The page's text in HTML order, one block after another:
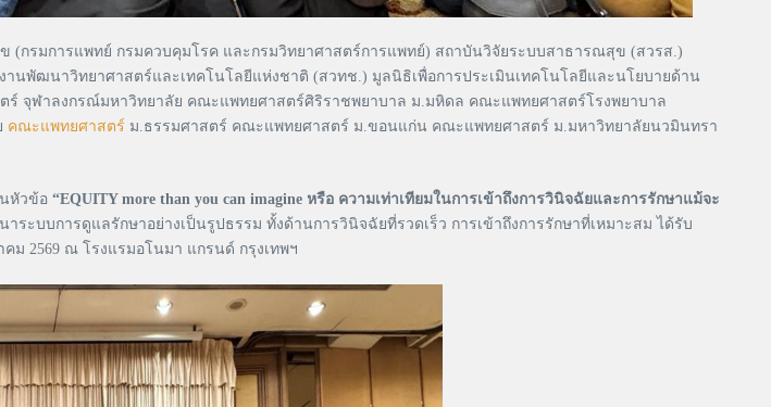
มการแพทย์ กรมควบคุมโรค และกรมวิทยาศาสตร์การแพทย์) สถาบันวิจัยระบบสาธารณสุข (สวรส.)
พัฒนาวิทยาศาสตร์และเทคโนโลยีแห่งชาติ (สวทช.) มูลนิธิเพื่อการประเมินเทคโนโลยีและนโยบายด้าน
จุฬาลงกรณ์มหาวิทยาลัย คณะแพทยศาสตร์ศิริราชพยาบาล ม.มหิดล คณะแพทยศาสตร์โรงพยาบาล
คณะแพทยศาสตร์ ม.ธรรมศาสตร์ คณะแพทยศาสตร์ ม.ขอนแก่น คณะแพทยศาสตร์ ม.มหาวิทยาลัยนวมินทรา
หัวข้อ “EQUITY more than you can imagine หรือ ความเท่าเทียมในการเข้าถึงการวินิจฉัยและการรักษาแม้จะ
ระบบการดูแลรักษาอย่างเป็นรูปธรรม ทั้งด้านการวินิจฉัยที่รวดเร็ว การเข้าถึงการรักษาที่เหมาะสม ได้รับ
ม 2569 ณ โรงแรมอโนมา แกรนด์ กรุงเทพฯ